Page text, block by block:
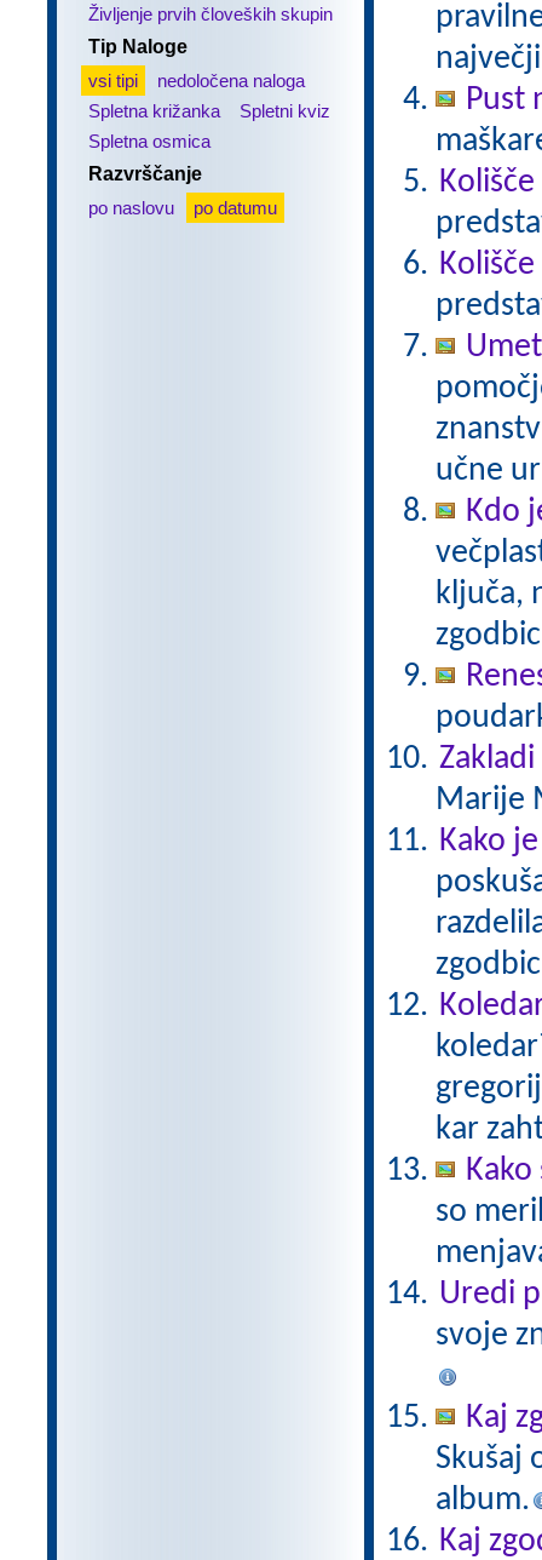
Življenje prvih človeških skupin
Tip Naloge
vsi tipi
nedoločena naloga
Spletna križanka
Spletni kviz
Spletna osmica
Razvrščanje
po naslovu
po datumu
Pust
učne
Kdo
ključa,
Marije
Kako
kar
Kako
so
Uredi
svoje
Kaj
Skušaj
album.
Kaj